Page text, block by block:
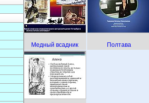
Медный всадник Полтава